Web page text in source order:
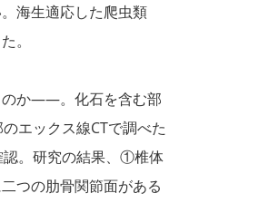
海生適応した爬虫類
。
のか――。化石を含む部
エックス線CTで調べた
認。研究の結果、①椎体
つの肋骨関節面がある